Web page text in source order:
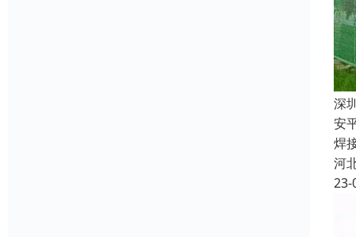
深
安
焊
河
23-